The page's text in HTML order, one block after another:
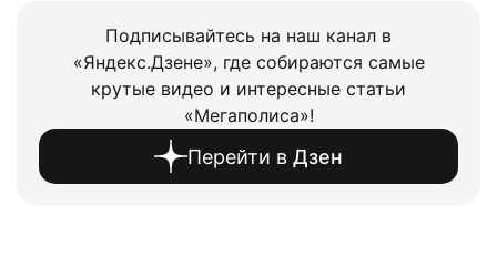
Подписывайтесь на наш канал в
«Яндекс.Дзене», где собираются самые
крутые видео и интересные статьи
«Мегаполиса»!
Перейти в Дзен